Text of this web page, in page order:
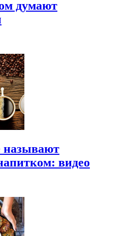
думают
называют
видео